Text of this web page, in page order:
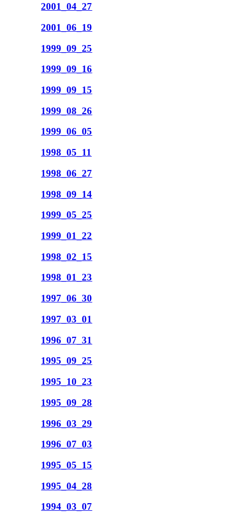
2001_04_27
2001_06_19
1999_09_25
1999_09_16
1999_09_15
1999_08_26
1999_06_05
1998_05_11
1998_06_27
1998_09_14
1999_05_25
1999_01_22
1998_02_15
1998_01_23
1997_06_30
1997_03_01
1996_07_31
1995_09_25
1995_10_23
1995_09_28
1996_03_29
1996_07_03
1995_05_15
1995_04_28
1994_03_07